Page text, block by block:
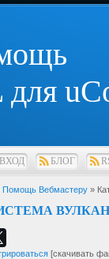
ВХОД БЛОГ
Помощь Вебмастеру »
[скачивать